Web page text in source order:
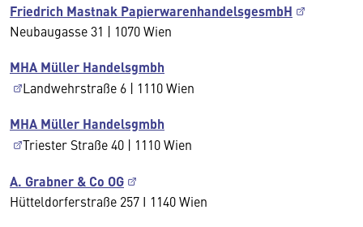
Friedrich Mastnak PapierwarenhandelsgesmbH
Neubaugasse 31 | 1070 Wien
MHA Müller Handelsgmbh
Landwehrstraße 6 | 1110 Wien
MHA Müller Handelsgmbh
Triester Straße 40 | 1110 Wien
A. Grabner & Co OG
Hütteldorferstraße 257 I 1140 Wien